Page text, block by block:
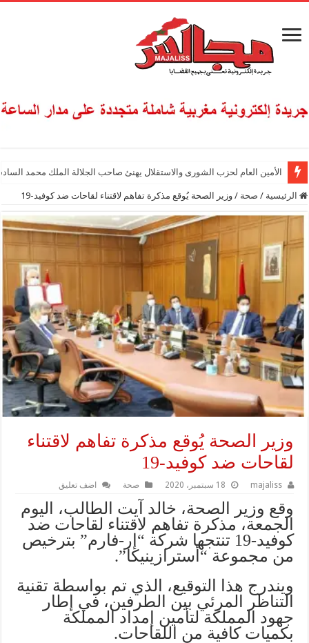
الأمين العام لحزب الشورى والاستقلال يهنئ صاحب الجلالة الملك محمد
تشاد .. افتتاح مسجد محمد السادس بانجامينا
الرئيسية / صحة / وزير الصحة يُوقع مذكرة تفاهم لاقتناء لقاحات ضد كوفيد-19
وزير الصحة يُوقع مذكرة تفاهم لاقتناء
لقاحات ضد كوفيد-19
majaliss 18 سبتمبر، 2020 صحة اضف تعليق
وقع وزير الصحة، خالد آيت الطالب، اليوم
الجمعة، مذكرة تفاهم لاقتناء لقاحات ضد
كوفيد-19 تنتجها شركة “إر-فارم” بترخيص
من مجموعة “أسترازينيكا”.
ويندرج هذا التوقيع، الذي تم بواسطة تقنية
التناظر المرئي بين الطرفين، في إطار
جهود المملكة لتأمين إمداد المملكة
بكميات كافية من اللقاحات.